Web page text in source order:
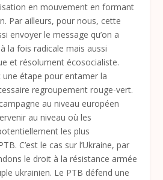
en mouvement en formant
Par ailleurs, pour nous, cette
envoyer le message qu’on a
la fois radicale mais aussi
et résolument écosocialiste.
étape pour entamer la
regroupement rouge-vert.
au niveau européen
au niveau où les
les plus
C’est le cas sur l’Ukraine, par
le droit à la résistance armée
ukrainien. Le PTB défend une